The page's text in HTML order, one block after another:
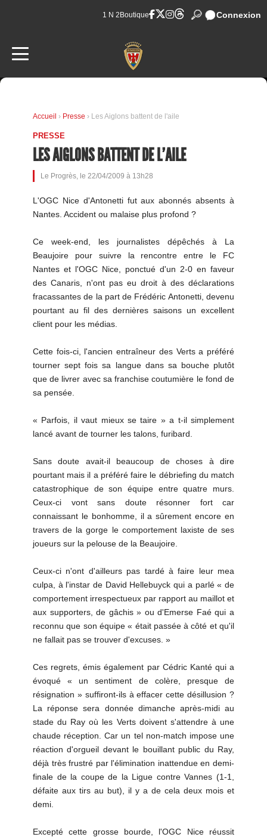
1 N 2 Boutique Connexion
Accueil › Presse › Les Aiglons battent de l'aile
PRESSE
LES AIGLONS BATTENT DE L'AILE
Le Progrès, le 22/04/2009 à 13h28
L'OGC Nice d'Antonetti fut aux abonnés absents à
Nantes. Accident ou malaise plus profond ?
Ce week-end, les journalistes dépêchés à La
Beaujoire pour suivre la rencontre entre le FC
Nantes et l'OGC Nice, ponctué d'un 2-0 en faveur
des Canaris, n'ont pas eu droit à des déclarations
fracassantes de la part de Frédéric Antonetti, devenu
pourtant au fil des dernières saisons un excellent
client pour les médias.
Cette fois-ci, l'ancien entraîneur des Verts a préféré
tourner sept fois sa langue dans sa bouche plutôt
que de livrer avec sa franchise coutumière le fond de
sa pensée.
« Parfois, il vaut mieux se taire » a t-il simplement
lancé avant de tourner les talons, furibard.
Sans doute avait-il beaucoup de choses à dire
pourtant mais il a préféré faire le débriefing du match
catastrophique de son équipe entre quatre murs.
Ceux-ci vont sans doute résonner fort car
connaissant le bonhomme, il a sûrement encore en
travers de la gorge le comportement laxiste de ses
joueurs sur la pelouse de la Beaujoire.
Ceux-ci n'ont d'ailleurs pas tardé à faire leur mea
culpa, à l'instar de David Hellebuyck qui a parlé « de
comportement irrespectueux par rapport au maillot et
aux supporters, de gâchis » ou d'Emerse Faé qui a
reconnu que son équipe « était passée à côté et qu'il
ne fallait pas se trouver d'excuses. »
Ces regrets, émis également par Cédric Kanté qui a
évoqué « un sentiment de colère, presque de
résignation » suffiront-ils à effacer cette désillusion ?
La réponse sera donnée dimanche après-midi au
stade du Ray où les Verts doivent s'attendre à une
chaude réception. Car un tel non-match impose une
réaction d'orgueil devant le bouillant public du Ray,
déjà très frustré par l'élimination inattendue en demi-
finale de la coupe de la Ligue contre Vannes (1-1,
défaite aux tirs au but), il y a de cela deux mois et
demi.
Excepté cette grosse bourde, l'OGC Nice réussit